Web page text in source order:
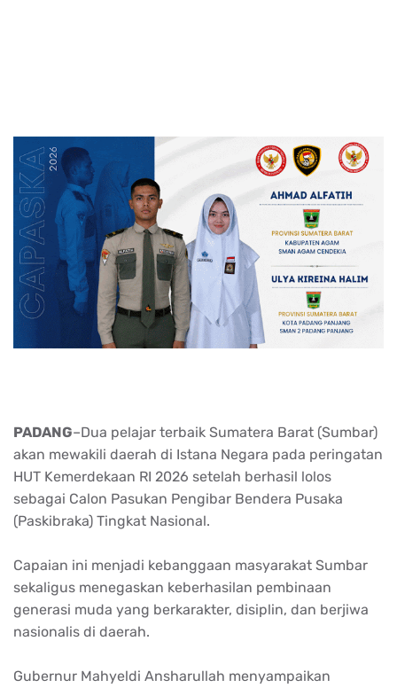
PADANG–Dua pelajar terbaik Sumatera Barat (Sumbar)
akan mewakili daerah di Istana Negara pada peringatan
HUT Kemerdekaan RI 2026 setelah berhasil lolos
sebagai Calon Pasukan Pengibar Bendera Pusaka
(Paskibraka) Tingkat Nasional.
Capaian ini menjadi kebanggaan masyarakat Sumbar
sekaligus menegaskan keberhasilan pembinaan
generasi muda yang berkarakter, disiplin, dan berjiwa
nasionalis di daerah.
Gubernur Mahyeldi Ansharullah menyampaikan